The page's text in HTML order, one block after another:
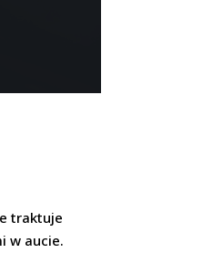
traktuje
w aucie.